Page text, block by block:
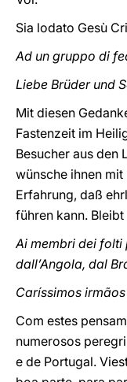
Sia lodato Gesù
Ad un gruppo di
Liebe Brüder und
Mit diesen
Fastenzeit im
Besucher aus den
wünsche ihnen
Erfahrung, daß
führen kann.
Ai membri dei
dall’Angola, dal
Caríssimos
Com estes
numerosos
e de Portugal.